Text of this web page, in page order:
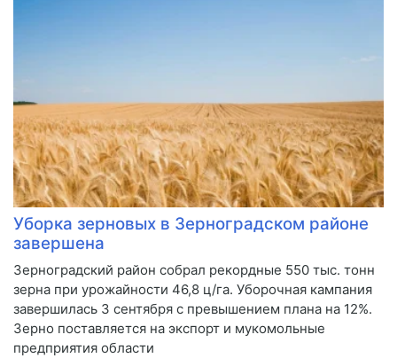
Уборка зерновых в Зерноградском районе
завершена
Зерноградский район собрал рекордные 550 тыс. тонн
зерна при урожайности 46,8 ц/га. Уборочная кампания
завершилась 3 сентября с превышением плана на 12%.
Зерно поставляется на экспорт и мукомольные
предприятия области